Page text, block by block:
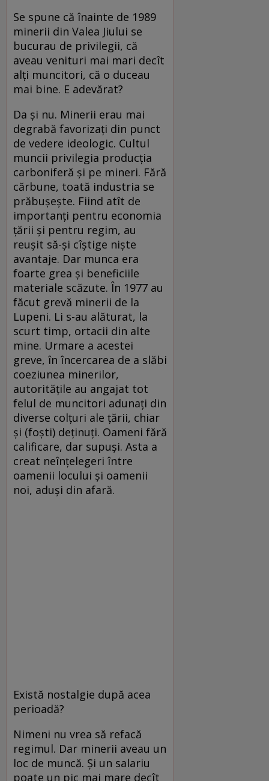
Se spune că înainte de 1989
minerii din Valea Jiului se
bucurau de privilegii, că
aveau venituri mai mari decît
alţi muncitori, că o duceau
mai bine. E adevărat?
Da şi nu. Minerii erau mai
degrabă favorizaţi din punct
de vedere ideologic. Cultul
muncii privilegia producţia
carboniferă şi pe mineri. Fără
cărbune, toată industria se
prăbuşeşte. Fiind atît de
importanţi pentru economia
ţării şi pentru regim, au
reuşit să-şi cîştige nişte
avantaje. Dar munca era
foarte grea şi beneficiile
materiale scăzute. În 1977 au
făcut grevă minerii de la
Lupeni. Li s-au alăturat, la
scurt timp, ortacii din alte
mine. Urmare a acestei
greve, în încercarea de a slăbi
coeziunea minerilor,
autorităţile au angajat tot
felul de muncitori adunaţi din
diverse colţuri ale ţării, chiar
şi (foşti) deţinuţi. Oameni fără
calificare, dar supuşi. Asta a
creat neînţelegeri între
oamenii locului şi oamenii
noi, aduşi din afară.
Există nostalgie după acea
perioadă?
Nimeni nu vrea să refacă
regimul. Dar minerii aveau un
loc de muncă. Şi un salariu
poate un pic mai mare decît